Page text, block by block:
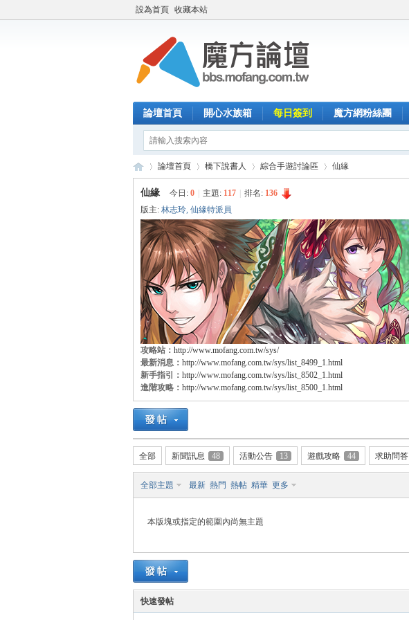
設為首頁 收藏本站
論壇首頁 開心水族箱 每日簽到 魔方網粉絲團
魔
方
»
論壇首頁
›
橋下說書人
›
綜合手遊討論區
›
仙緣
仙緣 今日: 0 主題: 117 排名: 136
版主: 林志玲, 仙緣特派員
攻略站： http://www.mofang.com.tw/sys/
最新消息： http://www.mofang.com.tw/sys/list_8499_1.html
新手指引： http://www.mofang.com.tw/sys/list_8502_1.html
進階攻略： http://www.mofang.com.tw/sys/list_8500_1.html
全部 新聞訊息 48 活動公告 13 遊戲攻略 44 求助問答
全部主題 最新 熱門 熱帖 精華 更多
本版塊或指定的範圍內尚無主題
快速發帖